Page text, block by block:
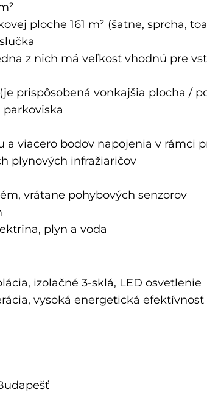
ploche 161 m² (šatne, sprcha,
z nich má veľkosť vhodnú pre
prispôsobená vonkajšia plocha /
viacero bodov napojenia v rámci
plynových infražiaričov
vrátane pohybových senzorov
plyn a voda
izolačné 3-sklá, LED osvetlenie
vysoká energetická